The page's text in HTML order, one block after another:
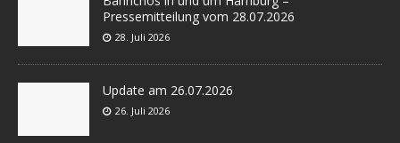
Pressemitteilung vom 28.07.2026
28. Juli 2026
Update am 26.07.2026
26. Juli 2026